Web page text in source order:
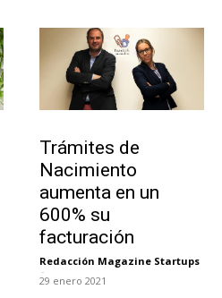
Trámites de
Nacimiento
aumenta en un
600% su
facturación
Redacción Magazine Startups
-
29 enero 2021